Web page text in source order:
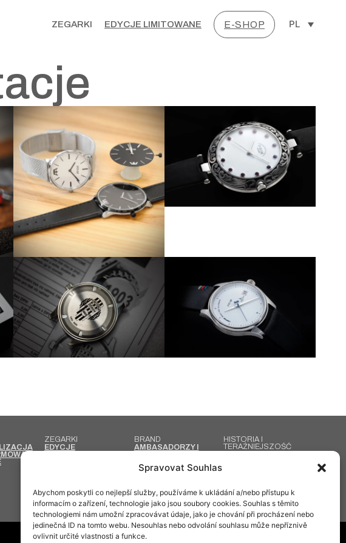
Spravovat Souhlas
Abychom poskytli co nejlepší služby, používáme k ukládání a/nebo přístupu k
informacím o zařízení, technologie jako jsou soubory cookies. Souhlas s těmito
technologiemi nám umožní zpracovávat údaje, jako je chování při procházení nebo
jedinečná ID na tomto webu. Nesouhlas nebo odvolání souhlasu může nepříznivě
ovlivnit určité vlastnosti a funkce.
ZEGARKI EDYCJE LIMITOWANE E-SHOP PL
ZEGARKI
EDYCJE
KIESZONKOWY
ZEGARDESIGNERSKI
BRAND
AMBASADORZY I
CZASOPISMACH
HISTORIA I
TERAŹNIEJSZOŚĆ
PRODUKCJA